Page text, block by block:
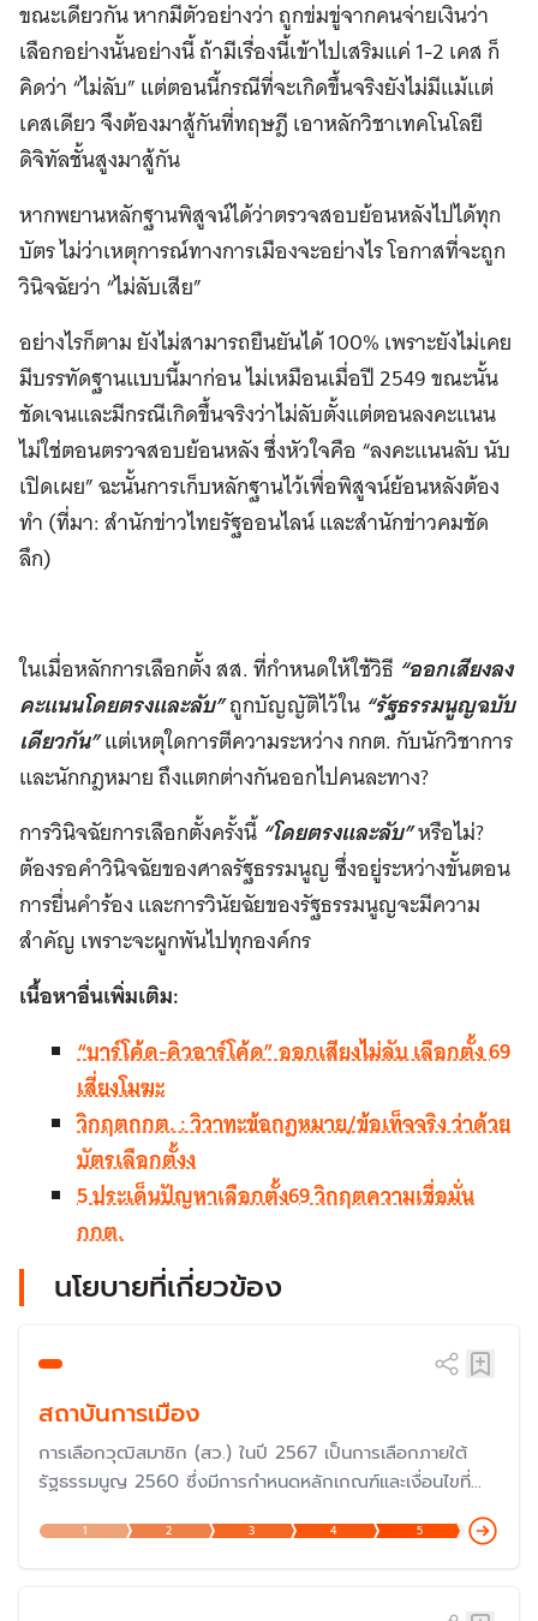
ขณะเดียวกัน หากมีตัวอย่างว่า ถูกข่มขู่จากคนจ่ายเงินว่า
เลือกอย่างนั้นอย่างนี้ ถ้ามีเรื่องนี้เข้าไปเสริมแค่ 1-2 เคส ก็
คิดว่า “ไม่ลับ” แต่ตอนนี้กรณีที่จะเกิดขึ้นจริงยังไม่มีแม้แต่
เคสเดียว จึงต้องมาสู้กันที่ทฤษฎี เอาหลักวิชาเทคโนโลยี
ดิจิทัลชั้นสูงมาสู้กัน
หากพยานหลักฐานพิสูจน์ได้ว่าตรวจสอบย้อนหลังไปได้ทุก
บัตร ไม่ว่าเหตุการณ์ทางการเมืองจะอย่างไร โอกาสที่จะถูก
วินิจฉัยว่า “ไม่ลับเสีย”
อย่างไรก็ตาม ยังไม่สามารถยืนยันได้ 100% เพราะยังไม่เคย
มีบรรทัดฐานแบบนี้มาก่อน ไม่เหมือนเมื่อปี 2549 ขณะนั้น
ชัดเจนและมีกรณีเกิดขึ้นจริงว่าไม่ลับตั้งแต่ตอนลงคะแนน
ไม่ใช่ตอนตรวจสอบย้อนหลัง ซึ่งหัวใจคือ “ลงคะแนนลับ นับ
เปิดเผย” ฉะนั้นการเก็บหลักฐานไว้เพื่อพิสูจน์ย้อนหลังต้อง
ทำ (ที่มา: สำนักข่าวไทยรัฐออนไลน์ และสำนักข่าวคมชัด
ลึก)
ในเมื่อหลักการเลือกตั้ง สส. ที่กำหนดให้ใช้วิธี “ออกเสียงลง
คะแนนโดยตรงและลับ”ถูกบัญญัติไว้ใน “รัฐธรรมนูญฉบับ
เดียวกัน”แต่เหตุใดการตีความระหว่าง กกต. กับนักวิชาการ
และนักกฎหมาย ถึงแตกต่างกันออกไปคนละทาง?
การวินิจฉัยการเลือกตั้งครั้งนี้ “โดยตรงและลับ”หรือไม่?
ต้องรอคำวินิจฉัยของศาลรัฐธรรมนูญ ซึ่งอยู่ระหว่างขั้นตอน
การยื่นคำร้อง และการวินัยฉัยของรัฐธรรมนูญจะมีความ
สำคัญ เพราะจะผูกพันไปทุกองค์กร
เนื้อหาอื่นเพิ่มเติม:
“บาร์โค้ด-คิวอาร์โค้ด” ออกเสียงไม่ลับ เลือกตั้ง 69
เสี่ยงโมฆะ
วิกฤตกกต. : วิวาทะข้อกฎหมาย/ข้อเท็จจริง ว่าด้วย
บัตรเลือกตั้งง
5 ประเด็นปัญหาเลือกตั้ง69 วิกฤตความเชื่อมั่น
กกต.
นโยบายที่เกี่ยวข้อง
สถาบันการเมือง
การเลือกวุฒิสมาชิก (สว.) ในปี 2567 เป็นการเลือกภายใต้
รัฐธรรมนูญ 2560 ซึ่งมีการกำหนดหลักเกณฑ์และเงื่อนไขที่
แตกต่างไปจากรัฐธรรมนูญก่อนหน้านั้น แม้ว่าจะมีเจตนารมณ์
เพื่อให้มีวุฒิสมาชิกที่มีความรู้ความสามารถอย่างแท้จริง แต่ก็
ถูกวิพากษ์วิจารณ์ค่อนข้างมากในเรื่องของกฏกติกาในการ
1 2 3 4 5